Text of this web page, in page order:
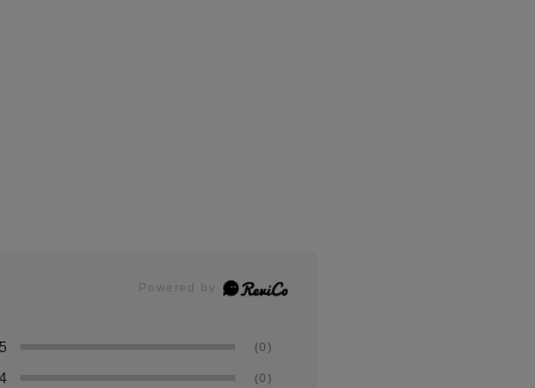
5 (0)
4 (0)